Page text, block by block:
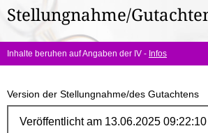
hier:
Stellungnahme/
Inhalte beruhen auf Angaben der IV - Infos
Version der Stellungnahme/des Gutachtens